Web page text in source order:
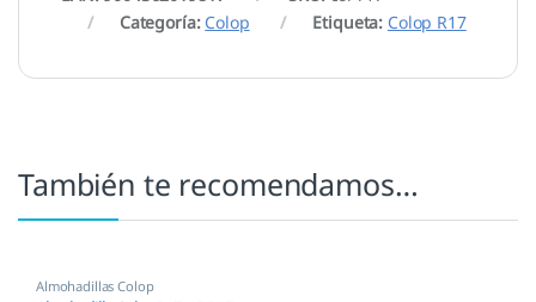
Categoría: Colop Etiqueta: Colop R17
También te recomendamos…
Almohadillas Colop